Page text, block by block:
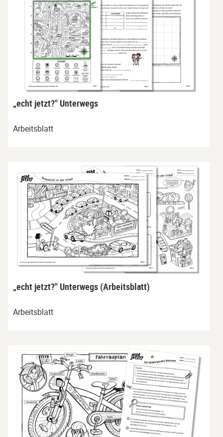
„echt jetzt?" Unterwegs
Arbeitsblatt
„echt jetzt?" Unterwegs (Arbeitsblatt)
Arbeitsblatt